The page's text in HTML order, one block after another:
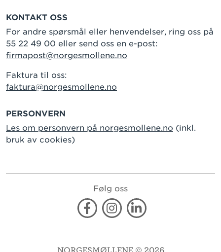
KONTAKT OSS
For andre spørsmål eller henvendelser, ring oss på
55 22 49 00 eller send oss en e-post:
firmapost@norgesmollene.no
Faktura til oss:
faktura@norgesmollene.no
PERSONVERN
Les om personvern på norgesmollene.no (inkl.
bruk av cookies)
Følg oss
FacebookInstagramLinkedin